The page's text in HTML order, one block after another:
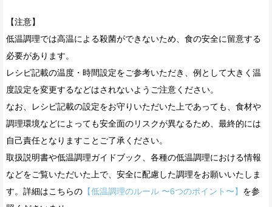
【注意】
低温調理では高温による殺菌ができないため、食の安全に留意する
必要があります。
レシピ記載の温度・時間設定をご参考いただき、例として大きく温
度設定を変更するなどはされないようご注意ください。
なお、レシピ記載の設定をお守りいただいた上であっても、食材や
調理環境などによっても安全面のリスクが異なるため、最終的には
自己責任となりますことご了承ください。
取扱説明書や低温調理ガイドブック、各種の低温調理における情報
などをご覧いただいた上で、安全に配慮した調理をお願いいたしま
す。詳細はこちらの 【低温調理のルール 〜6つのポイント〜】 を参